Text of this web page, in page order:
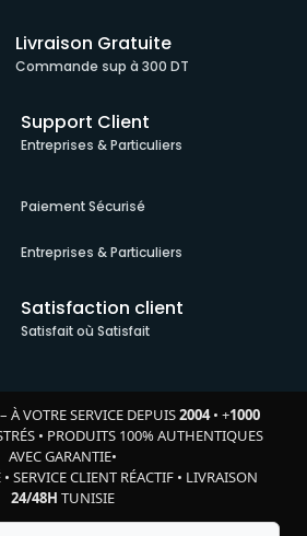
Livraison Gratuite
Commande sup à 300 DT
Support Client
Entreprises & Particuliers
Paiement Sécurisé
Entreprises & Particuliers
Satisfaction client
Satisfait où Satisfait
À VOTRE SERVICE DEPUIS2004• +1000
• PRODUITS 100% AUTHENTIQUES
AVEC GARANTIE•
• SERVICE CLIENT RÉACTIF • LIVRAISON
24/48H TUNISIE